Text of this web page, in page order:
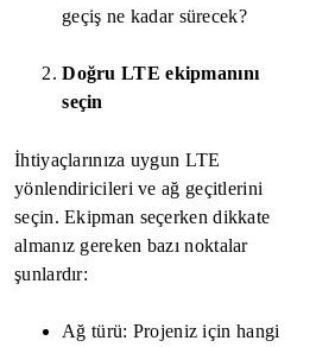
geçiş ne kadar sürecek?
Doğru LTE ekipmanını
seçin
İhtiyaçlarınıza uygun LTE
yönlendiricileri ve ağ geçitlerini
seçin. Ekipman seçerken dikkate
almanız gereken bazı noktalar
şunlardır:
Ağ türü: Projeniz için hangi